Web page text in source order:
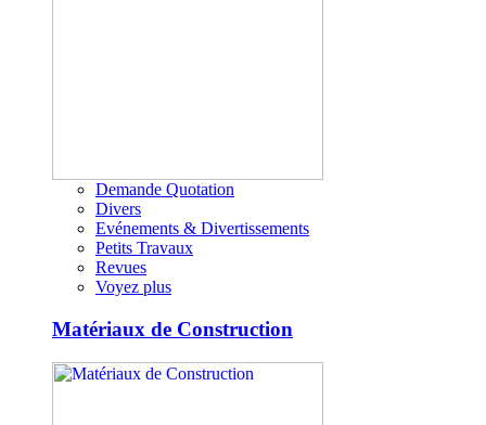
Demande Quotation
Divers
Evénements & Divertissements
Petits Travaux
Revues
Voyez plus
Matériaux de Construction